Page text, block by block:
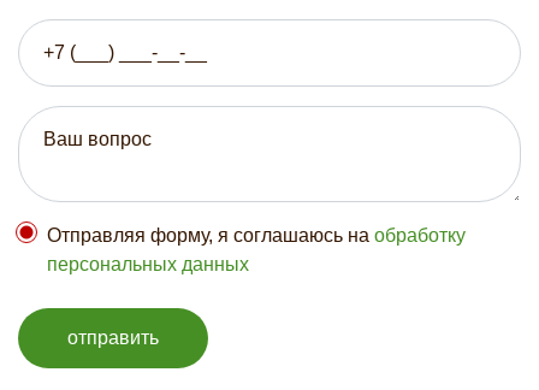
Отправляя форму, я соглашаюсь на обработку
персональных данных
отправить